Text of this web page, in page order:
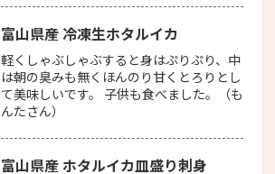
富山県産 冷凍生ホタルイカ
軽くしゃぶしゃぶすると身はぷりぷり、中
は朝の臭みも無くほんのり甘くとろりとし
て美味しいです。 子供も食べました。（も
んたさん）
富山県産 ホタルイカ皿盛り刺身